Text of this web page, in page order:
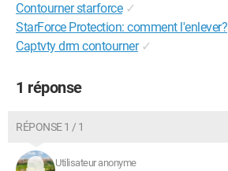
Contourner starforce ✓
StarForce Protection: comment l'enlever?
Captvty drm contourner ✓
1 réponse
RÉPONSE 1 / 1
Utilisateur anonyme